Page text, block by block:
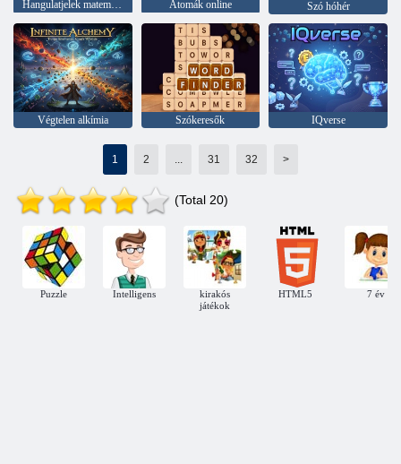
Hangulatjelek matematikai kvíz Atomák online Szó hóhér
Végtelen alkímia Szókeresők IQverse
1 2 ... 31 32 >
(Total 20)
Puzzle Intelligens
kirakós
játékok
HTML5 7 év